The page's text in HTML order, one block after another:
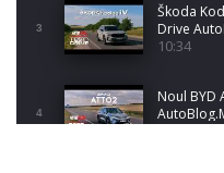
3
Škoda
Drive
10:34
4
Noul BYD
17:35